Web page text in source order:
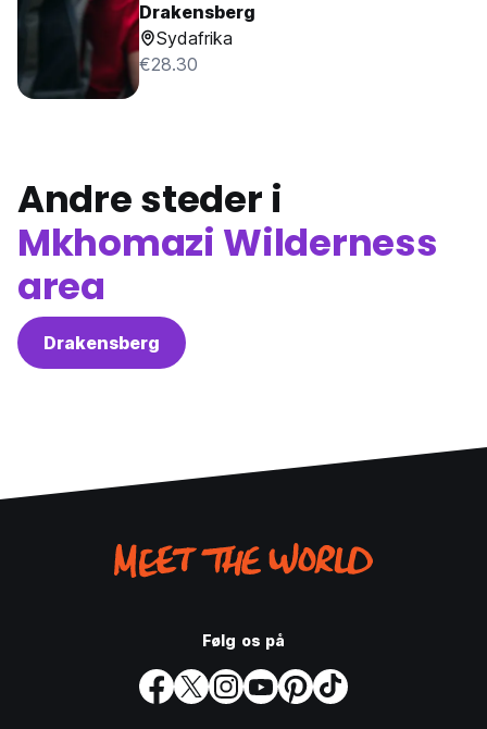
Drakensberg
Sydafrika
€28.30
Andre steder i
Mkhomazi Wilderness
area
Drakensberg
Følg os på